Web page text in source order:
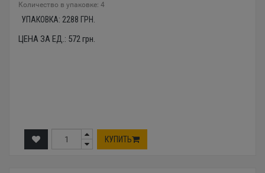
Количество в упаковке: 4
УПАКОВКА: 2288 ГРН.
ЦЕНА ЗА ЕД.: 572грн.
КУПИТЬ